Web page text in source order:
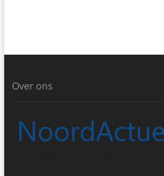
Over ons